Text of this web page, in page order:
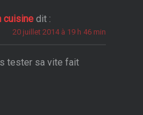
cuisine dit :
20 juillet 2014 à 19 h 46 min
tester sa vite fait